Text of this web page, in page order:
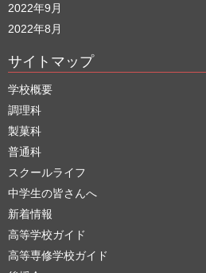
2022年9月
2022年8月
サイトマップ
学校概要
調理科
製菓科
普通科
スクールライフ
中学生の皆さんへ
新着情報
高等学校ガイド
高等専修学校ガイド